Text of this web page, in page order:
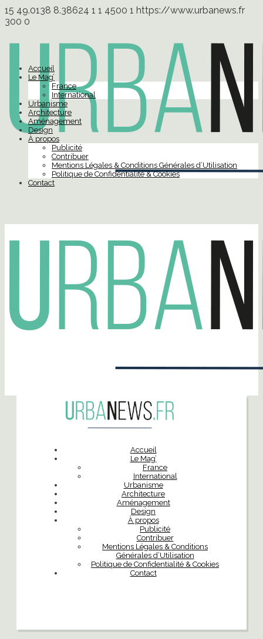
15 49.0138 8.38624 1 1 4500 1 https://www.urbanews.fr
300 0
Accueil
Le Mag’
France
International
Urbanisme
Architecture
Aménagement
Design
À propos
Publicité
Contribuer
Mentions Légales & Conditions Générales d’Utilisation
Politique de Confidentialité & Cookies
Contact
Accueil
Le Mag’
France
International
Urbanisme
Architecture
Aménagement
Design
À propos
Publicité
Contribuer
Mentions Légales & Conditions
Générales d’Utilisation
Politique de Confidentialité & Cookies
Contact